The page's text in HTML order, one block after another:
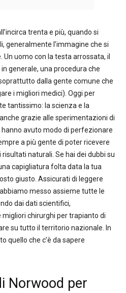
trenta e più, quando si
generalmente l’immagine che si
Un uomo con la testa arrossata, il
generale, una procedura che
dalla gente comune che
i migliori medici). Oggi per
tantissimo: la scienza e la
grazie alle sperimentazioni di
avuto modo di perfezionare
a più gente di poter ricevere
naturali. Se hai dei dubbi su
capigliatura folta data la tua
giusto. Assicurati di leggere
messo assieme tutte le
dai dati scientifici,
chirurghi per trapianto di
su tutto il territorio nazionale. In
quello che c’è da sapere
Norwood per